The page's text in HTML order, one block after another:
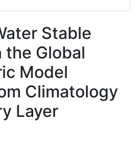
Stable
the Global
Model
Climatology
Layer